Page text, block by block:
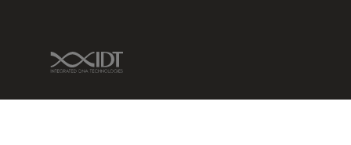
IDT Link